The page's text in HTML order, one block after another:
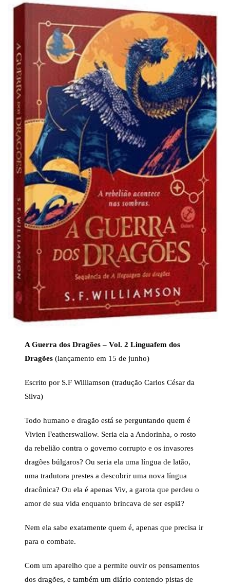
A Guerra dos Dragões – Vol. 2 Linguafem dos
Dragões (lançamento em 15 de junho)
Escrito por S.F Williamson (tradução Carlos César da
Silva)
Todo humano e dragão está se perguntando quem é
Vivien Featherswallow. Seria ela a Andorinha, o rosto
da rebelião contra o governo corrupto e os invasores
dragões búlgaros? Ou seria ela uma língua de latão,
uma tradutora prestes a descobrir uma nova língua
dracônica? Ou ela é apenas Viv, a garota que perdeu o
amor de sua vida enquanto brincava de ser espiã?
Nem ela sabe exatamente quem é, apenas que precisa ir
para o combate.
Com um aparelho que a permite ouvir os pensamentos
dos dragões, e também um diário contendo pistas de